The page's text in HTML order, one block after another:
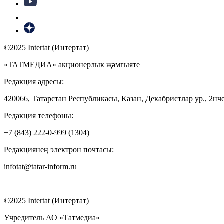
©2025 Intertat (Интертат)
«ТАТМЕДИА» акционерлык җәмгыяте
Редакция адресы:
420066, Татарстан Республикасы, Казан, Декабристлар ур.,
Редакция телефоны:
+7 (843) 222-0-999 (1304)
Редакциянең электрон почтасы:
infotat@tatar-inform.ru
©2025 Intertat (Интертат)
Учредитель АО «Татмедиа»